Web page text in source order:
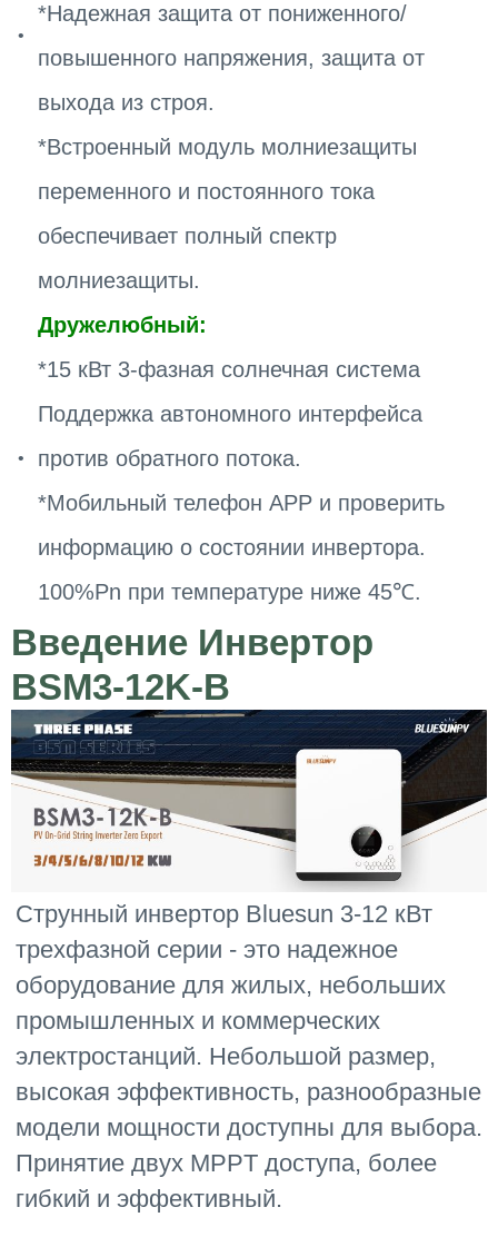
*Надежная защита от пониженного/
повышенного напряжения, защита от
выхода из строя.
*Встроенный модуль молниезащиты
переменного и постоянного тока
обеспечивает полный спектр
молниезащиты.
Дружелюбный:
*15 кВт 3-фазная солнечная система
Поддержка автономного интерфейса
против обратного потока.
*Мобильный телефон APP и проверить
информацию о состоянии инвертора.
100%Pn при температуре ниже 45℃.
Введение Инвертор
BSM3-12K-B
Струнный инвертор Bluesun 3-12 кВт
трехфазной серии - это надежное
оборудование для жилых, небольших
промышленных и коммерческих
электростанций. Небольшой размер,
высокая эффективность, разнообразные
модели мощности доступны для выбора.
Принятие двух MPPT доступа, более
гибкий и эффективный.